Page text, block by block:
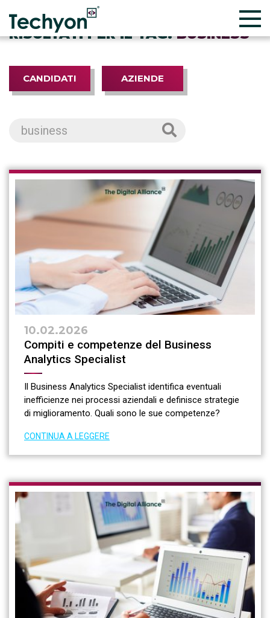
RISULTATI PER IL TAG:BUSINESS
CANDIDATI AZIENDE
10.02.2026
Compiti e competenze del Business
Analytics Specialist
Il Business Analytics Specialist identifica eventuali
inefficienze nei processi aziendali e definisce strategie
di miglioramento. Quali sono le sue competenze?
CONTINUA A LEGGERE